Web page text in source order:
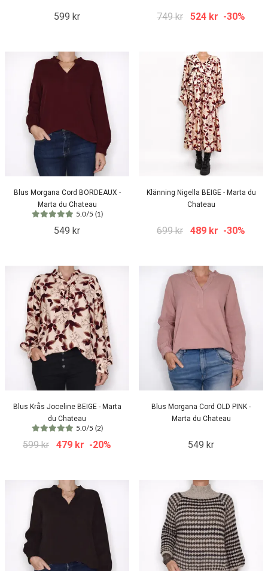
599 kr 749 kr 524 kr -30%
Blus Morgana Cord BORDEAUX -
Marta du Chateau
5.0/5 (1)
549 kr
Klänning Nigella BEIGE - Marta du
Chateau
699 kr 489 kr -30%
Blus Krås Joceline BEIGE - Marta
du Chateau
5.0/5 (2)
599 kr 479 kr -20%
Blus Morgana Cord OLD PINK -
Marta du Chateau
549 kr